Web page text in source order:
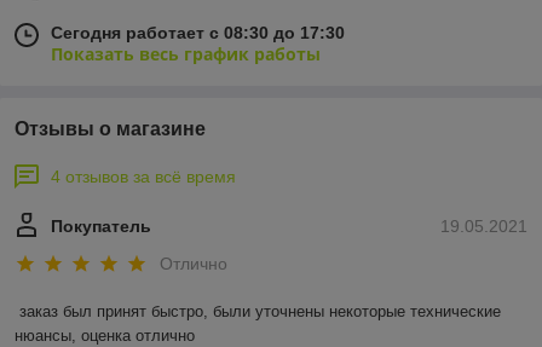
Сегодня работает с 08:30 до 17:30
Показать весь график работы
Отзывы о магазине
4 отзывов за всё время
19.05.2021
Покупатель
Отлично
заказ был принят быстро, были уточнены некоторые технические
нюансы, оценка отлично